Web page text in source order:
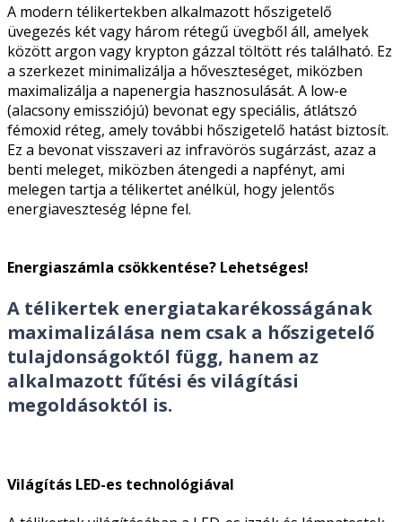
A modern télikertekben alkalmazott hőszigetelő
üvegezés két vagy három rétegű üvegből áll, amelyek
között argon vagy krypton gázzal töltött rés található. Ez
a szerkezet minimalizálja a hőveszteséget, miközben
maximalizálja a napenergia hasznosulását. A low-e
(alacsony emissziójú) bevonat egy speciális, átlátszó
fémoxid réteg, amely további hőszigetelő hatást biztosít.
Ez a bevonat visszaveri az infravörös sugárzást, azaz a
benti meleget, miközben átengedi a napfényt, ami
melegen tartja a télikertet anélkül, hogy jelentős
energiaveszteség lépne fel.
Energiaszámla csökkentése? Lehetséges!
A télikertek energiatakarékosságának
maximalizálása nem csak a hőszigetelő
tulajdonságoktól függ, hanem az
alkalmazott fűtési és világítási
megoldásoktól is.
Világítás LED-es technológiával